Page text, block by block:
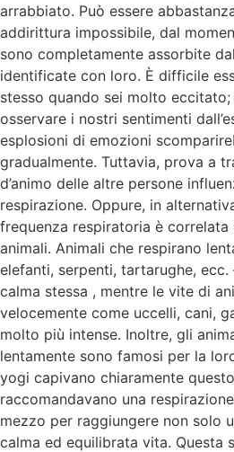
arrabbiato. Può essere
addirittura impossibile, dal
sono completamente assorbite
identificate con loro. È difficile
stesso quando sei molto
osservare i nostri sentimenti
esplosioni di emozioni
gradualmente. Tuttavia, prova a
d’animo delle altre persone
respirazione. Oppure, in
frequenza respiratoria è correlata
animali. Animali che respirano
elefanti, serpenti, tartarughe, ecc.
calma stessa , mentre le vite di
velocemente come uccelli, cani,
molto più intense. Inoltre, gli
lentamente sono famosi per la
yogi capivano chiaramente
raccomandavano una
mezzo per raggiungere non solo
calma ed equilibrata vita. Questa